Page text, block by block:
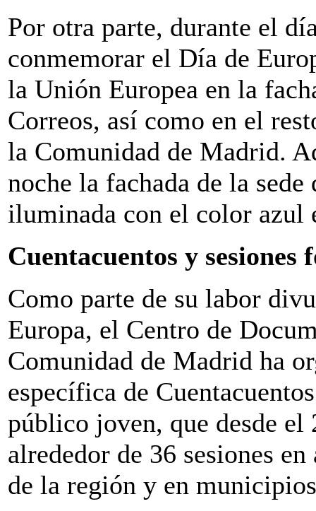
Por otra parte, durante el
conmemorar el Día de
la Unión Europea en la
Correos, así como en el
la Comunidad de Madrid.
noche la fachada de la
iluminada con el color azul
Cuentacuentos y sesiones
Como parte de su labor
Europa, el Centro de
Comunidad de Madrid ha
específica de
público joven, que desde
alrededor de 36 sesiones
de la región y en